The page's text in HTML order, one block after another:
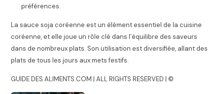
préférences.
La sauce soja coréenne est un élément essentiel de la cuisine
coréenne, et elle joue un rôle clé dans l’équilibre des saveurs
dans de nombreux plats. Son utilisation est diversifiée, allant des
plats de tous les jours aux mets festifs.
GUIDE DES ALIMENTS.COM | ALL RIGHTS RESERVED | ©